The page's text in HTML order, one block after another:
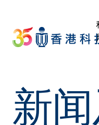
main
content
新